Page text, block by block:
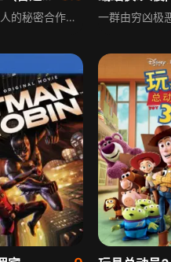
军方与汽车人的秘密合作计划面临被取消的危险，复活的威震天和红蜘蛛率领霸天虎军队，密谋夺取能量源，企图在地球掀起又一场腥风血雨。主人公萨姆告别女友米凯拉，开启梦寐以求的大学生活，一块魔方碎片却给他带来启示。为获取魔方信息，霸天虎对萨姆展开追击，擎天柱为保护萨姆牺牲。萨姆受其感召，决定重新担负起自己的使命，继续为守护地球而战，在这场正邪对抗中书写新的传奇。